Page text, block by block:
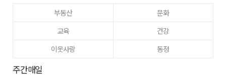
부동산
문화
교육
건강
이웃사랑
동정
주간매일